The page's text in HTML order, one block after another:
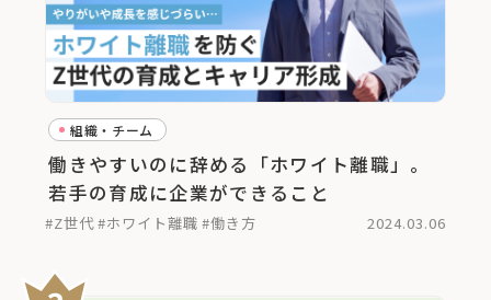
組織・チーム
働きやすいのに辞める「ホワイト離職」。
若手の育成に企業ができること
#Z世代#ホワイト離職 #働き方 2024.03.06